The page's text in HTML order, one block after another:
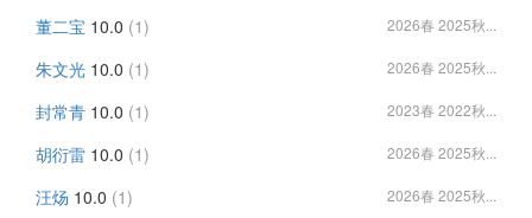
董二宝 10.0 (1) 2026春 2025秋...
朱文光 10.0 (1) 2026春 2025秋...
封常青 10.0 (1) 2023春 2022秋...
胡衍雷 10.0 (1) 2026春 2025秋...
汪炀 10.0 (1) 2026春 2025秋...